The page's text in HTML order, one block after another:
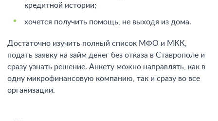
кредитной истории;
хочется получить помощь, не выходя из дома.
Достаточно изучить полный список МФО и МКК,
подать заявку на займ денег без отказа в Ставрополе и
сразу узнать решение. Анкету можно направлять, как в
одну микрофинансовую компанию, так и сразу во все
организации.